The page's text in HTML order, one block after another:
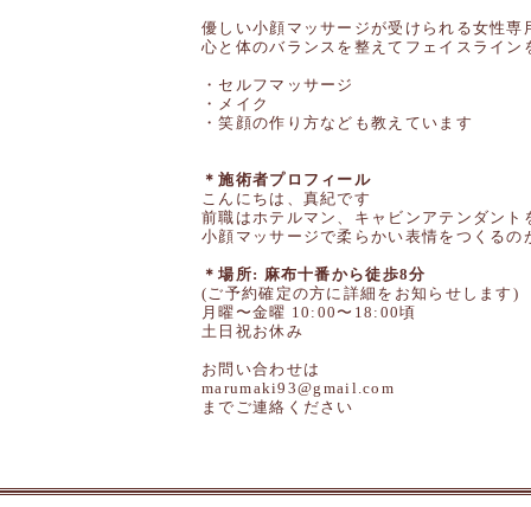
優しい小顔マッサージが受けられる女性専
心と体のバランスを整えてフェイスライ
・セルフマッサージ
・メイク
・笑顔の作り方なども教えています
＊施術者プロフィール
こんにちは、真紀です
前職はホテルマン、キャビンアテンダント
小顔マッサージで柔らかい表情をつくるの
＊場所: 麻布十番から徒歩8分
(ご予約確定の方に詳細をお知らせします)
月曜〜金曜 10:00〜18:00頃
土日祝お休み
お問い合わせは
marumaki93@gmail.com
までご連絡ください